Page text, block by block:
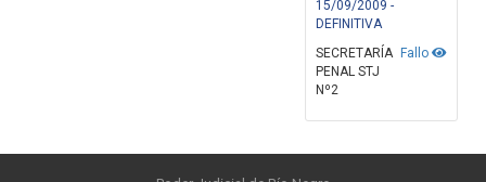
15/09/2009 -
DEFINITIVA
Fallo
SECRETARÍA
PENAL STJ
Nº2